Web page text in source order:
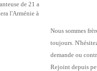
de 21 a
l'Arménie à
Nous sommes
toujours.
demande ou
Rejoint depuis